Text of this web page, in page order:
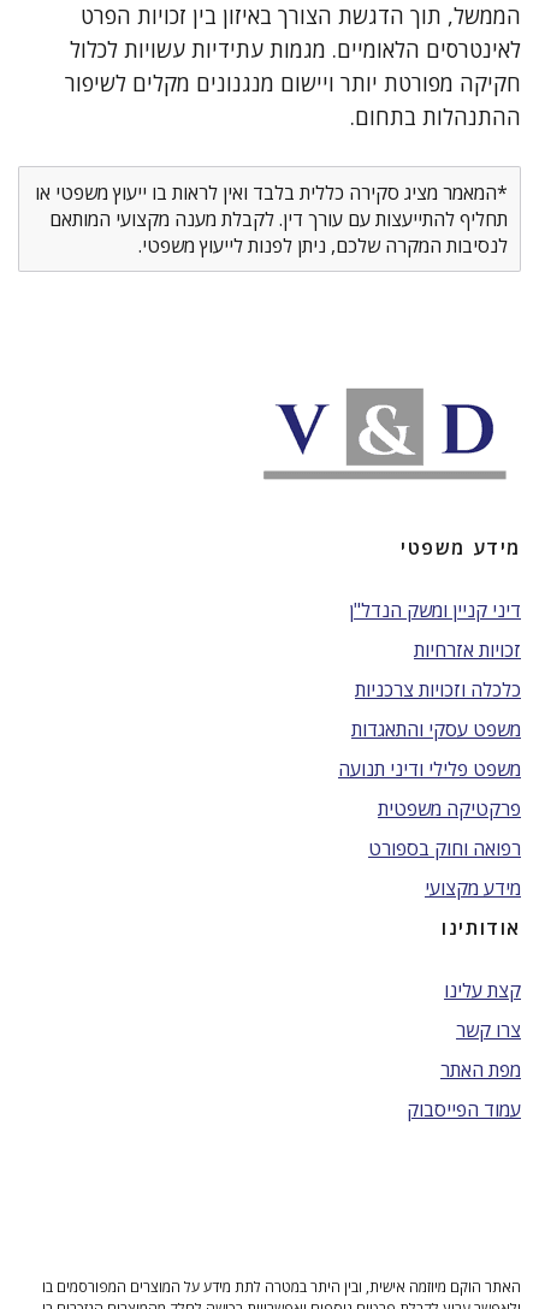
הממשל, תוך הדגשת הצורך באיזון בין זכויות הפרט
לאינטרסים הלאומיים. מגמות עתידיות עשויות לכלול
חקיקה מפורטת יותר ויישום מנגנונים מקלים לשיפור
ההתנהלות בתחום.
*המאמר מציג סקירה כללית בלבד ואין לראות בו ייעוץ משפטי או
תחליף להתייעצות עם עורך דין. לקבלת מענה מקצועי המותאם
לנסיבות המקרה שלכם, ניתן לפנות לייעוץ משפטי.
מידע משפטי
דיני קניין ומשק הנדל"ן
זכויות אזרחיות
כלכלה וזכויות צרכניות
משפט עסקי והתאגדות
משפט פלילי ודיני תנועה
פרקטיקה משפטית
רפואה וחוק בספורט
מידע מקצועי
אודותינו
קצת עלינו
צרו קשר
מפת האתר
עמוד הפייסבוק
האתר הוקם מיוזמה אישית, ובין היתר במטרה לתת מידע על המוצרים המפורסמים בו